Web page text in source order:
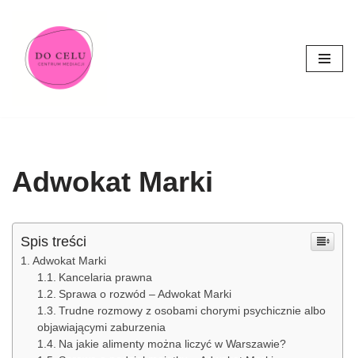
Przejdź
treści
Adwokat Marki
Spis treści
Adwokat Marki
Kancelaria prawna
Sprawa o rozwód – Adwokat Marki
Trudne rozmowy z osobami chorymi psychicznie albo
objawiającymi zaburzenia
Na jakie alimenty można liczyć w Warszawie?